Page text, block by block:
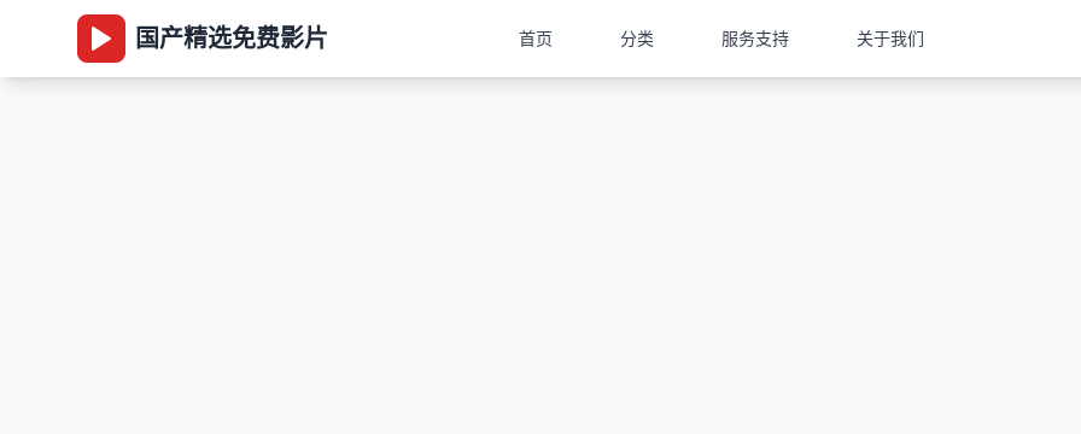
国产精选免费影片 首页 分类 服务支持 关于我们